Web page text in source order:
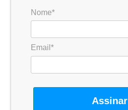
Nome*
Email*
Assinar